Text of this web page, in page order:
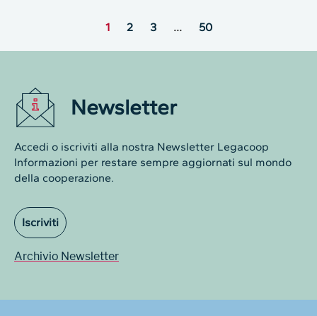
1 2 3 … 50
Newsletter
Accedi o iscriviti alla nostra Newsletter Legacoop
Informazioni per restare sempre aggiornati sul mondo
della cooperazione.
Iscriviti
Archivio Newsletter